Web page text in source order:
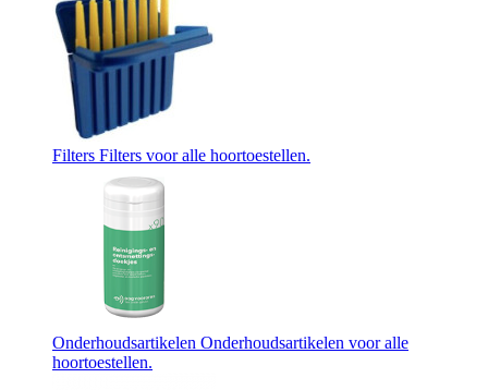
Filters Filters voor alle hoortoestellen.
Onderhoudsartikelen Onderhoudsartikelen voor alle
hoortoestellen.